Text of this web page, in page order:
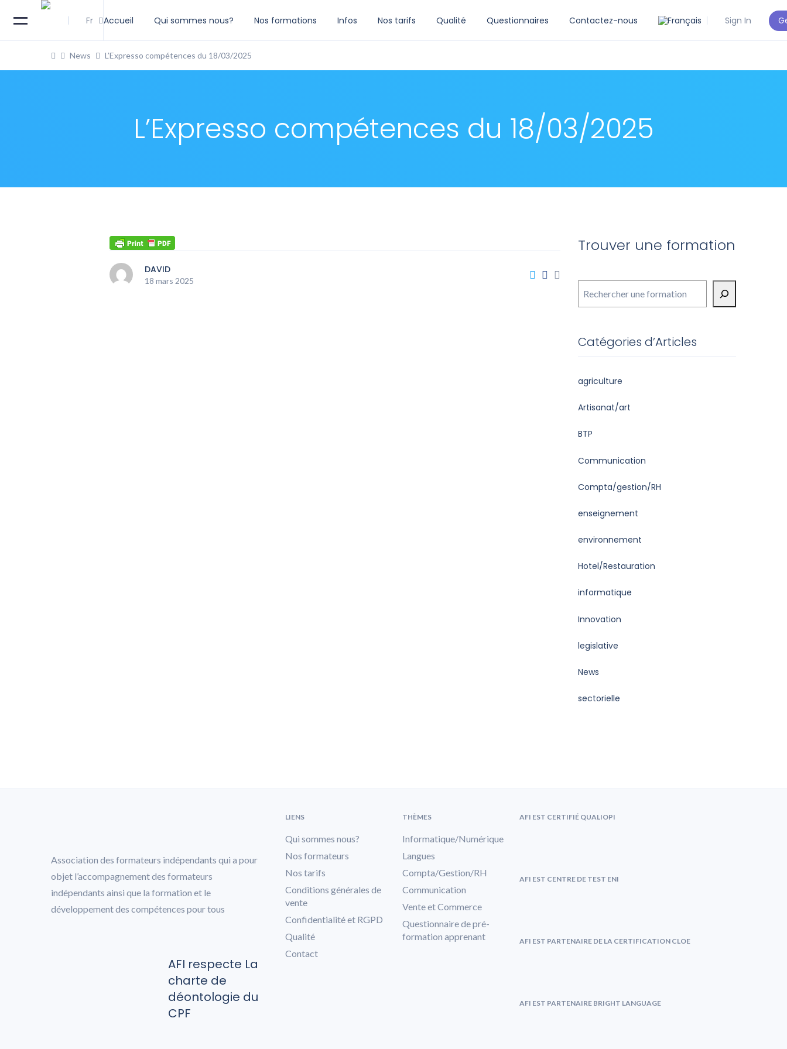
Fr Accueil Qui sommes nous? Nos formations Infos Nos tarifs Qualité Questionnaires Contactez-nous Sign In
News L’Expresso compétences du 18/03/2025
L’Expresso compétences du 18/03/2025
DAVID
18 mars 2025
Trouver une formation
Catégories d’Articles
agriculture
Artisanat/art
BTP
Communication
Compta/gestion/RH
enseignement
environnement
Hotel/Restauration
informatique
Innovation
legislative
News
sectorielle
Association des formateurs indépendants qui a pour
objet l’accompagnement des formateurs
indépendants ainsi que la formation et le
développement des compétences pour tous
AFI respecte La
charte de
déontologie du
CPF
LIENS
Qui sommes nous?
Nos formateurs
Nos tarifs
Conditions générales de
vente
Confidentialité et RGPD
Qualité
Contact
THÈMES
Informatique/Numérique
Langues
Compta/Gestion/RH
Communication
Vente et Commerce
Questionnaire de pré-
formation apprenant
AFI EST CERTIFIÉ QUALIOPI
AFI EST CENTRE DE TEST ENI
AFI EST PARTENAIRE DE LA CERTIFICATION CLOE
AFI EST PARTENAIRE BRIGHT LANGUAGE